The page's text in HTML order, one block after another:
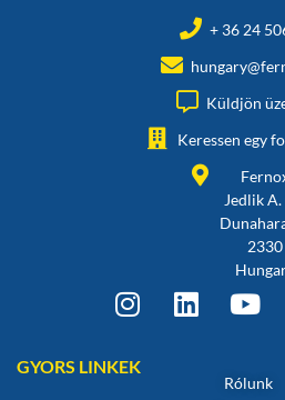
+ 36 24
Küldjön
Keressen egy
Jedlik A.
2330
GYORS LINKEK
Rólunk